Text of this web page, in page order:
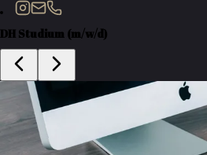
DH Studium (m/w/d)